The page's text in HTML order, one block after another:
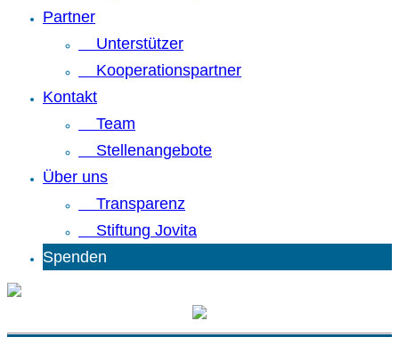
Partner
Unterstützer
Kooperationspartner
Kontakt
Team
Stellenangebote
Über uns
Transparenz
Stiftung Jovita
Spenden